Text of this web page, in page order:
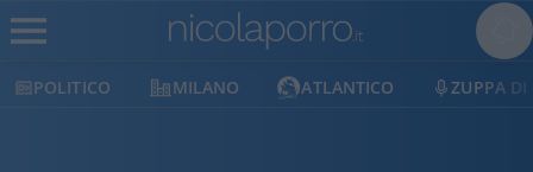
POLITICO MILANO ATLANTICO ZUPPA DI